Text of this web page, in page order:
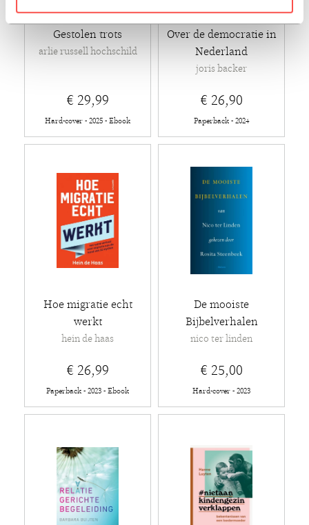
Gestolen trots
arlie russell hochschild
€ 29,99
Hard-cover - 2025 - Ebook
Over de democratie in
Nederland
joris backer
€ 26,90
Paperback - 2024
Hoe migratie echt
werkt
hein de haas
€ 26,99
Paperback - 2023 - Ebook
De mooiste
Bijbelverhalen
nico ter linden
€ 25,00
Hard-cover - 2023